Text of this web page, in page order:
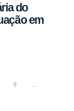
do
em
9 …